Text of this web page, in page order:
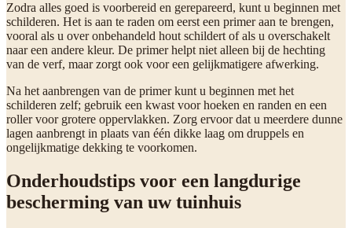
Zodra alles goed is voorbereid en gerepareerd, kunt u beginnen met
schilderen. Het is aan te raden om eerst een primer aan te brengen,
vooral als u over onbehandeld hout schildert of als u overschakelt
naar een andere kleur. De primer helpt niet alleen bij de hechting
van de verf, maar zorgt ook voor een gelijkmatigere afwerking.
Na het aanbrengen van de primer kunt u beginnen met het
schilderen zelf; gebruik een kwast voor hoeken en randen en een
roller voor grotere oppervlakken. Zorg ervoor dat u meerdere dunne
lagen aanbrengt in plaats van één dikke laag om druppels en
ongelijkmatige dekking te voorkomen.
Onderhoudstips voor een langdurige
bescherming van uw tuinhuis